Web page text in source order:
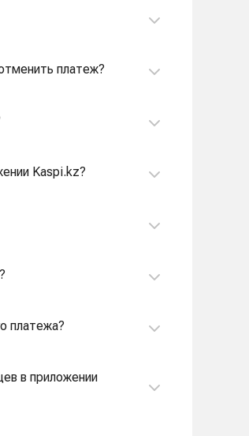
платеж?
Kaspi.kz?
платежа?
в приложении